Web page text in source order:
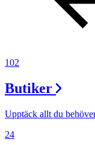
102
Butiker
Upptäck allt du
24